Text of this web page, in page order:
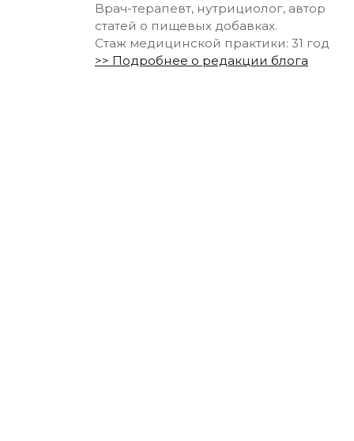
Врач-терапевт, нутрициолог, автор
статей о пищевых добавках.
Стаж медицинской практики: 31 год
>> Подробнее о редакции блога